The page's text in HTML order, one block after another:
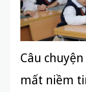
Câu
mất niềm